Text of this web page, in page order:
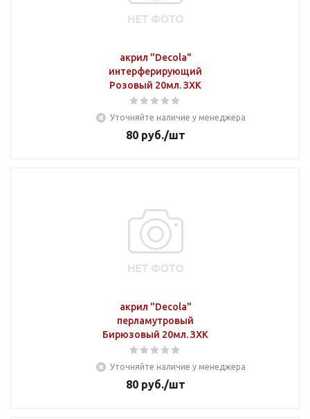
акрил "Decola"
интерферирующий
Розовый 20мл. ЗХК
Уточняйте наличие у менеджера
80руб./шт
акрил "Decola"
перламутровый
Бирюзовый 20мл. ЗХК
Уточняйте наличие у менеджера
80руб./шт